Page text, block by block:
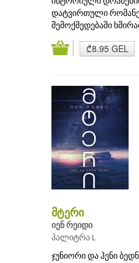
დატვირთული
შემოქმედებაში
₾8.95 GEL
მტერი
იენ რეიდი
პალიტრა L
ჯუნიორი და ჰენი